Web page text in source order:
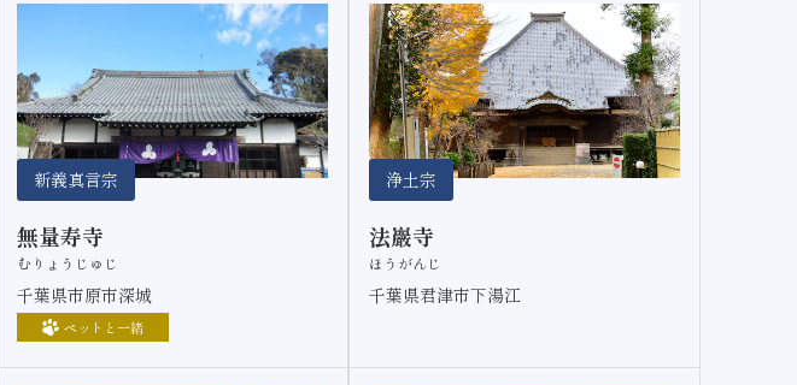
新義真言宗
無量寿寺
むりょうじゅじ
千葉県市原市深城
ペットと一緒
浄土宗
法巖寺
ほうがんじ
千葉県君津市下湯江